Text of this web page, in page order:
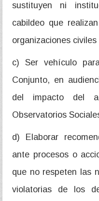
sustituyen ni
cabildeo que
organizaciones civiles
c) Ser vehículo
Conjunto, en
del impacto del
Observatorios
d) Elaborar
ante procesos o
que no respeten las
violatorias de los